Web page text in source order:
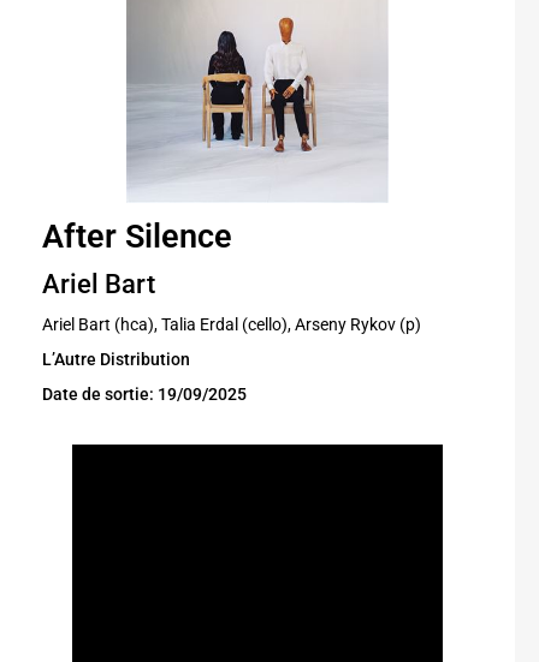
After Silence
Ariel Bart
Ariel Bart (hca), Talia Erdal (cello), Arseny Rykov (p)
L’Autre Distribution
Date de sortie: 19/09/2025